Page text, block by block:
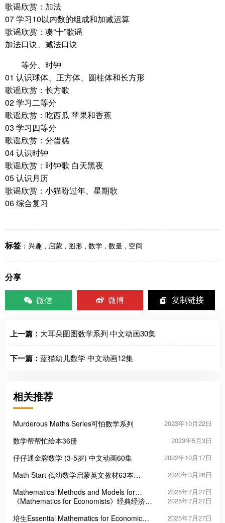
歌谣欣赏：加法
07 学习10以内数的组成和加减运算
歌谣欣赏：凑“十”歌谣
加法口诀、减法口诀
等分、时钟
01 认识球体、正方体、圆柱体和长方形
歌谣欣赏：长方歌
02 学习二等分
歌谣欣赏：吃西瓜 苹果和香蕉
03 学习四等分
歌谣欣赏：分蛋糕
04 认识时钟
歌谣欣赏：时钟歌 白天黑夜
05 认识月历
歌谣欣赏：小猫盼过年、星期歌
06 综合复习
标签 ： 兴趣 , 启蒙 , 图形 , 数学 , 数量 , 空间
分享
微信
微博 复制链接
上一篇： 大耳朵图图数学系列 中文动画30集
下一篇： 蓝猫幼儿数学 中文动画12集
相关推荐
Murderous Maths Series可怕数学系列 2023年10月22日
数学帮帮忙绘本36册 2023年5月3日
仔仔通金牌数学 (3-5岁) 中文动画60集 2022年10月17日
Math Start 低幼数学启蒙英文教材63本
2020年3月26日
Mathematical Methods and Models for
Economists 经济数学模型教材
2025年7月27日
《Mathematics for Economists》经典经济数
2025年7月27日
培生Essential Mathematics for Economic
2025年7月27日